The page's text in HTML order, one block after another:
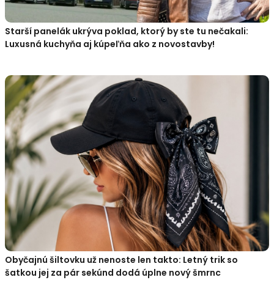
Starší panelák ukrýva poklad, ktorý by ste tu nečakali:
Luxusná kuchyňa aj kúpeľňa ako z novostavby!
Obyčajnú šiltovku už nenoste len takto: Letný trik so
šatkou jej za pár sekúnd dodá úplne nový šmrnc